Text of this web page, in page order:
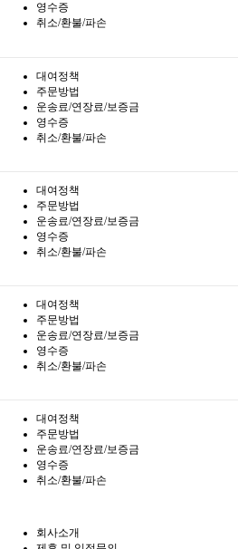
영수증
취소/환불/파손
대여정책
주문방법
운송료/연장료/보증금
영수증
취소/환불/파손
대여정책
주문방법
운송료/연장료/보증금
영수증
취소/환불/파손
대여정책
주문방법
운송료/연장료/보증금
영수증
취소/환불/파손
대여정책
주문방법
운송료/연장료/보증금
영수증
취소/환불/파손
회사소개